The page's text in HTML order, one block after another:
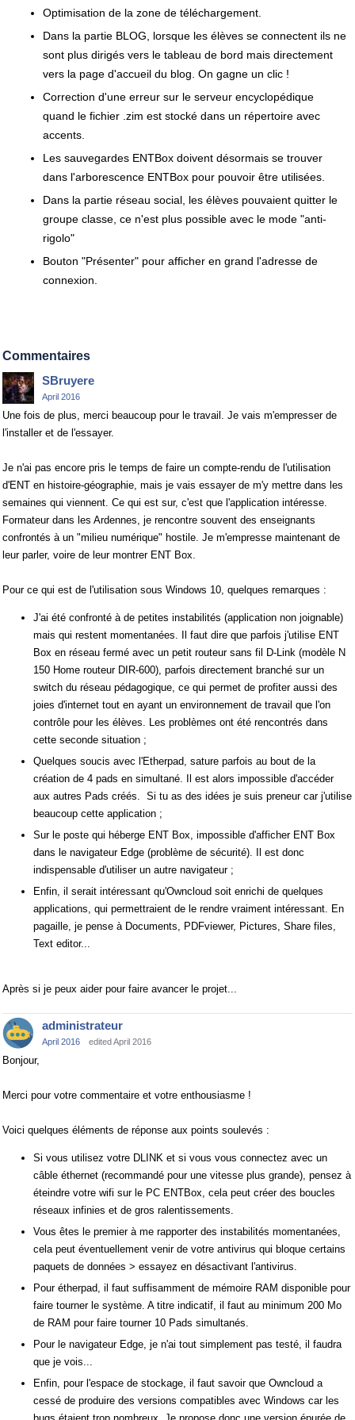
Optimisation de la zone de téléchargement.
Dans la partie BLOG, lorsque les élèves se connectent ils ne
sont plus dirigés vers le tableau de bord mais directement
vers la page d'accueil du blog. On gagne un clic !
Correction d'une erreur sur le serveur encyclopédique
quand le fichier .zim est stocké dans un répertoire avec
accents.
Les sauvegardes ENTBox doivent désormais se trouver
dans l'arborescence ENTBox pour pouvoir être utilisées.
Dans la partie réseau social, les élèves pouvaient quitter le
groupe classe, ce n'est plus possible avec le mode "anti-
rigolo"
Bouton "Présenter" pour afficher en grand l'adresse de
connexion.
Commentaires
SBruyere
April 2016
Une fois de plus, merci beaucoup pour le travail. Je vais m'empresser de
l'installer et de l'essayer.
Je n'ai pas encore pris le temps de faire un compte-rendu de l'utilisation
d'ENT en histoire-géographie, mais je vais essayer de m'y mettre dans les
semaines qui viennent. Ce qui est sur, c'est que l'application intéresse.
Formateur dans les Ardennes, je rencontre souvent des enseignants
confrontés à un "milieu numérique" hostile. Je m'empresse maintenant de
leur parler, voire de leur montrer ENT Box.
Pour ce qui est de l'utilisation sous Windows 10, quelques remarques :
J'ai été confronté à de petites instabilités (application non joignable)
mais qui restent momentanées. Il faut dire que parfois j'utilise ENT
Box en réseau fermé avec un petit routeur sans fil D-Link (modèle N
150 Home routeur DIR-600), parfois directement branché sur un
switch du réseau pédagogique, ce qui permet de profiter aussi des
joies d'internet tout en ayant un environnement de travail que l'on
contrôle pour les élèves. Les problèmes ont été rencontrés dans
cette seconde situation ;
Quelques soucis avec l'Etherpad, sature parfois au bout de la
création de 4 pads en simultané. Il est alors impossible d'accéder
aux autres Pads créés. Si tu as des idées je suis preneur car j'utilise
beaucoup cette application ;
Sur le poste qui héberge ENT Box, impossible d'afficher ENT Box
dans le navigateur Edge (problème de sécurité). Il est donc
indispensable d'utiliser un autre navigateur ;
Enfin, il serait intéressant qu'Owncloud soit enrichi de quelques
applications, qui permettraient de le rendre vraiment intéressant. En
pagaille, je pense à Documents, PDFviewer, Pictures, Share files,
Text editor...
Après si je peux aider pour faire avancer le projet...
administrateur
April 2016 edited April 2016
Bonjour,
Merci pour votre commentaire et votre enthousiasme !
Voici quelques éléments de réponse aux points soulevés :
Si vous utilisez votre DLINK et si vous vous connectez avec un
câble éthernet (recommandé pour une vitesse plus grande), pensez à
éteindre votre wifi sur le PC ENTBox, cela peut créer des boucles
réseaux infinies et de gros ralentissements.
Vous êtes le premier à me rapporter des instabilités momentanées,
cela peut éventuellement venir de votre antivirus qui bloque certains
paquets de données > essayez en désactivant l'antivirus.
Pour étherpad, il faut suffisamment de mémoire RAM disponible pour
faire tourner le système. A titre indicatif, il faut au minimum 200 Mo
de RAM pour faire tourner 10 Pads simultanés.
Pour le navigateur Edge, je n'ai tout simplement pas testé, il faudra
que je vois...
Enfin, pour l'espace de stockage, il faut savoir que Owncloud a
cessé de produire des versions compatibles avec Windows car les